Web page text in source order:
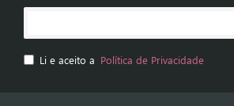
Li e aceito a Política de Privacidade